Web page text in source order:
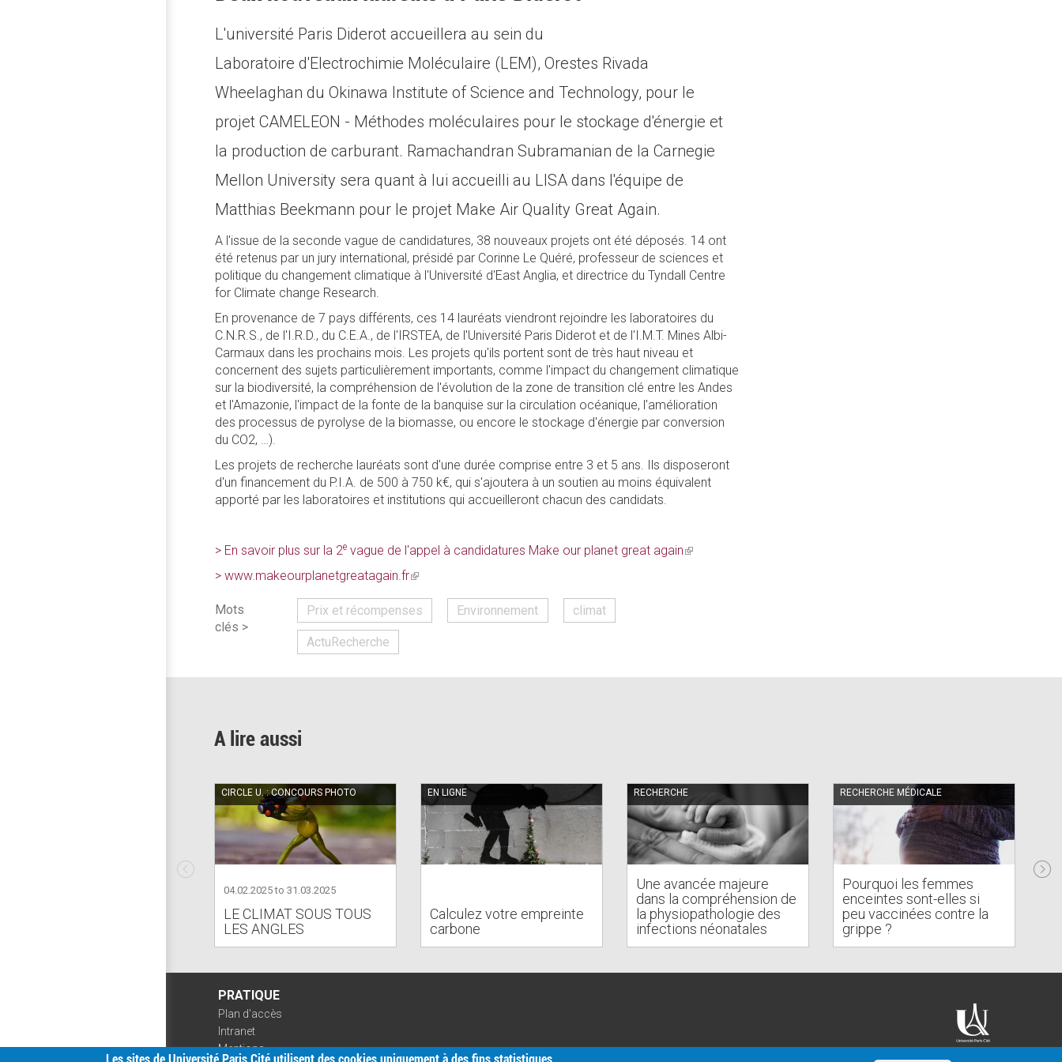
L'université Paris Diderot accueillera au sein du
Laboratoire d'Electrochimie Moléculaire (LEM), Orestes Rivada
Wheelaghan du Okinawa Institute of Science and Technology, pour le
projet CAMELEON - Méthodes moléculaires pour le stockage d'énergie et
la production de carburant. Ramachandran Subramanian de la Carnegie
Mellon University sera quant à lui accueilli au LISA dans l'équipe de
Matthias Beekmann pour le projet Make Air Quality Great Again.
A l'issue de la seconde vague de candidatures, 38 nouveaux projets ont été déposés. 14 ont
été retenus par un jury international, présidé par Corinne Le Quéré, professeur de sciences et
politique du changement climatique à l'Université d'East Anglia, et directrice du Tyndall Centre
for Climate change Research.
En provenance de 7 pays différents, ces 14 lauréats viendront rejoindre les laboratoires du
C.N.R.S., de l'I.R.D., du C.E.A., de l'IRSTEA, de l'Université Paris Diderot et de l'I.M.T. Mines Albi-
Carmaux dans les prochains mois. Les projets qu'ils portent sont de très haut niveau et
concernent des sujets particulièrement importants, comme l'impact du changement climatique
sur la biodiversité, la compréhension de l'évolution de la zone de transition clé entre les Andes
et l'Amazonie, l'impact de la fonte de la banquise sur la circulation océanique, l'amélioration
des processus de pyrolyse de la biomasse, ou encore le stockage d'énergie par conversion
du CO2, …).
Les projets de recherche lauréats sont d'une durée comprise entre 3 et 5 ans. Ils disposeront
d'un financement du P.I.A. de 500 à 750 k€, qui s'ajoutera à un soutien au moins équivalent
apporté par les laboratoires et institutions qui accueilleront chacun des candidats.
> En savoir plus sur la 2e vague de l'appel à candidatures Make our planet great again(link
> www.makeourplanetgreatagain.fr(link
external)
Mots
clés >
Prix et récompenses Environnement climat
ActuRecherche
A lire aussi
CIRCLE U. : CONCOURS PHOTO
04.02.2025to31.03.2025
LE CLIMAT SOUS TOUS
LES ANGLES
EN LIGNE
Calculez votre empreinte
carbone
RECHERCHE
Une avancée majeure
dans la compréhension de
la physiopathologie des
infections néonatales
RECHERCHE MÉDICALE
Pourquoi les femmes
enceintes sont-elles si
peu vaccinées contre la
grippe ?
PRATIQUE
Plan d'accès
Intranet
Mentions